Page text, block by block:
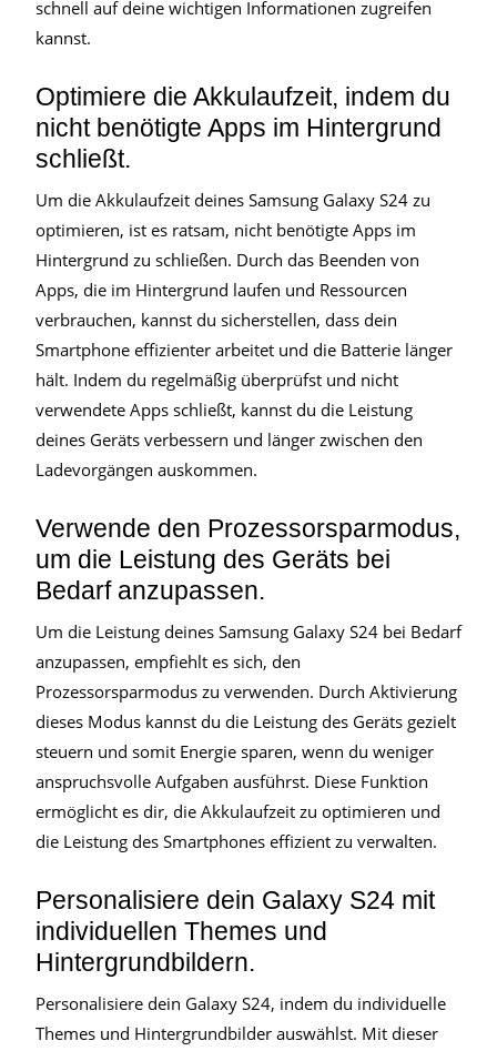
schnell auf deine wichtigen Informationen zugreifen
kannst.
Optimiere die Akkulaufzeit, indem du
nicht benötigte Apps im Hintergrund
schließt.
Um die Akkulaufzeit deines Samsung Galaxy S24 zu
optimieren, ist es ratsam, nicht benötigte Apps im
Hintergrund zu schließen. Durch das Beenden von
Apps, die im Hintergrund laufen und Ressourcen
verbrauchen, kannst du sicherstellen, dass dein
Smartphone effizienter arbeitet und die Batterie länger
hält. Indem du regelmäßig überprüfst und nicht
verwendete Apps schließt, kannst du die Leistung
deines Geräts verbessern und länger zwischen den
Ladevorgängen auskommen.
Verwende den Prozessorsparmodus,
um die Leistung des Geräts bei
Bedarf anzupassen.
Um die Leistung deines Samsung Galaxy S24 bei Bedarf
anzupassen, empfiehlt es sich, den
Prozessorsparmodus zu verwenden. Durch Aktivierung
dieses Modus kannst du die Leistung des Geräts gezielt
steuern und somit Energie sparen, wenn du weniger
anspruchsvolle Aufgaben ausführst. Diese Funktion
ermöglicht es dir, die Akkulaufzeit zu optimieren und
die Leistung des Smartphones effizient zu verwalten.
Personalisiere dein Galaxy S24 mit
individuellen Themes und
Hintergrundbildern.
Personalisiere dein Galaxy S24, indem du individuelle
Themes und Hintergrundbilder auswählst. Mit dieser